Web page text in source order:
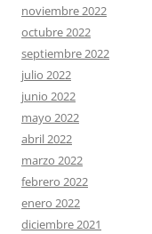
noviembre 2022
octubre 2022
septiembre 2022
julio 2022
junio 2022
mayo 2022
abril 2022
marzo 2022
febrero 2022
enero 2022
diciembre 2021